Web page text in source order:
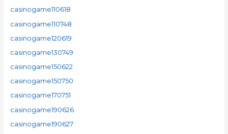
casinogame110618
casinogame110748
casinogame120619
casinogame130749
casinogame150622
casinogame150750
casinogame170751
casinogame190626
casinogame190627